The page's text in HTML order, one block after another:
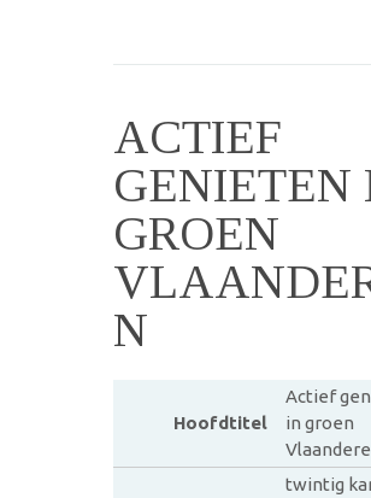
ACTIEF
GENIETEN
GROEN
N
Hoofdtitel
Actief
in groen
twintig